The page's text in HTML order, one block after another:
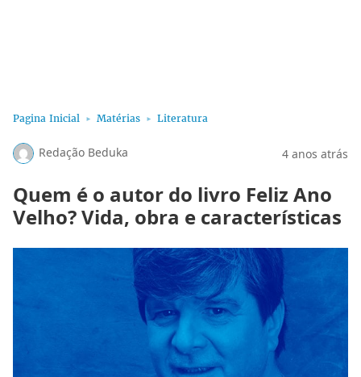
Pagina Inicial Matérias Literatura
Redação Beduka 4 anos atrás
Quem é o autor do livro Feliz Ano
Velho? Vida, obra e características